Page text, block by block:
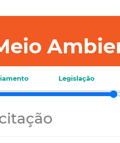
Legislação